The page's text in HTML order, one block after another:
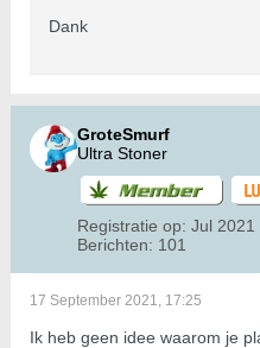
Dank
GroteSmurf
Ultra Stoner
Registratie op: Jul 2021
Berichten: 101
17 September 2021, 17:25
Ik heb geen idee waarom je